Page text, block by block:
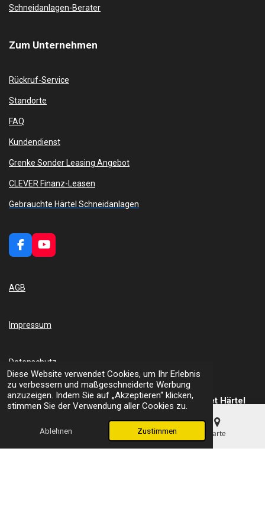
Diese Website verwendet Cookies, um Ihr Erlebnis
zu verbessern und maßgeschneiderte Werbung
anzuzeigen. Indem Sie auf „Akzeptieren“ klicken,
stimmen Sie der Verwendung aller Cookies zu.
Ablehnen Zustimmen
Schneidanlagen-Berater
Zum Unternehmen
Rückruf-Service
Standorte
FAQ
Kundendienst
Grenke Sonder Leasing Angebot
CLEVER Finanz-Leasen
Gebrauchte Härtel Schneidanlagen
F
a
e
b
k
Y
o
AGB
Impressum
Datenschutz
Wasserstrahlschneidanlage kaufen?Erst Waterjet Härtel
Wir erheben hier ein Urheberrecht auf den Inhalt der Website und
dass Besucher diesen Inhalt nicht ohne Erlaubnis kopieren oder
E-Mail Telefon Karte